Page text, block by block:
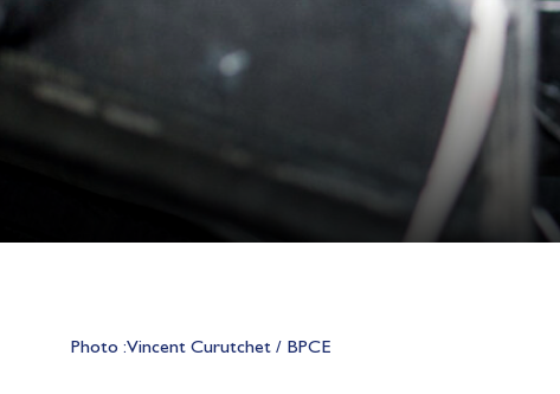
Photo : Vincent Curutchet / BPCE
sur le plan d'eau des Jeux Olympiques